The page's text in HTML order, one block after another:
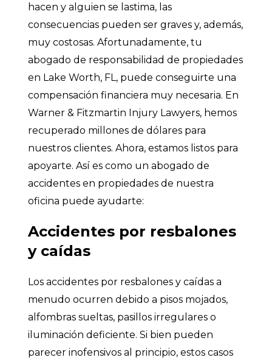
hacen y alguien se lastima, las
consecuencias pueden ser graves y, además,
muy costosas. Afortunadamente, tu
abogado de responsabilidad de propiedades
en Lake Worth, FL, puede conseguirte una
compensación financiera muy necesaria. En
Warner & Fitzmartin Injury Lawyers, hemos
recuperado millones de dólares para
nuestros clientes. Ahora, estamos listos para
apoyarte. Así es como un abogado de
accidentes en propiedades de nuestra
oficina puede ayudarte:
Accidentes por resbalones
y caídas
Los accidentes por resbalones y caídas a
menudo ocurren debido a pisos mojados,
alfombras sueltas, pasillos irregulares o
iluminación deficiente. Si bien pueden
parecer inofensivos al principio, estos casos